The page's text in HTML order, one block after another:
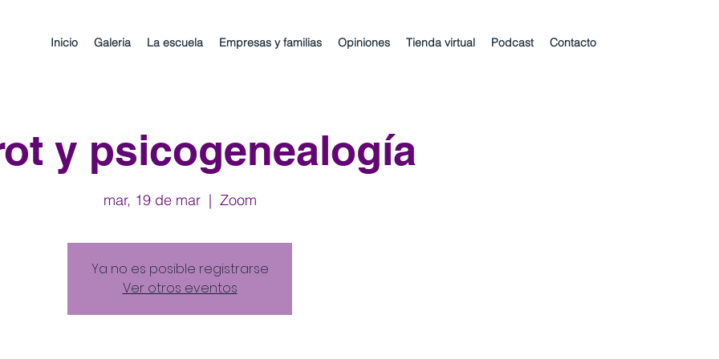
Inicio Galeria La escuela Empresas y familias Opiniones Tienda virtual Podcast Contacto
y psicogenealogía
mar, 19 de mar
  |
Zoom
Ya no es posible registrarse
Ver otros eventos